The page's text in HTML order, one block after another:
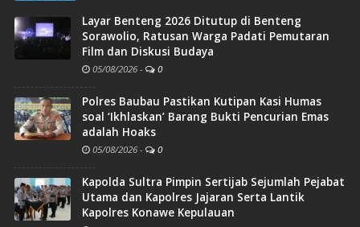
Layar Benteng 2026 Ditutup di Benteng
Sorawolio, Ratusan Warga Padati Pemutaran
Film dan Diskusi Budaya
05/08/2026 - 0
Polres Baubau Pastikan Kutipan Kasi Humas
soal ‘Ikhlaskan’ Barang Bukti Pencurian Emas
adalah Hoaks
05/08/2026 - 0
Kapolda Sultra Pimpin Sertijab Sejumlah Pejabat
Utama dan Kapolres Jajaran Serta Lantik
Kapolres Konawe Kepulauan